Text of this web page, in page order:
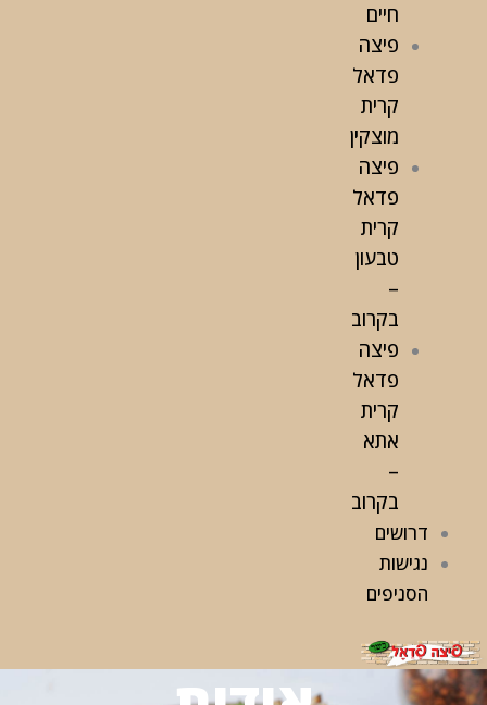
חיים
פיצה
פדאל
קרית
מוצקין
פיצה
פדאל
קרית
טבעון
–
בקרוב
פיצה
פדאל
קרית
אתא
–
בקרוב
דרושים
נגישות
הסניפים